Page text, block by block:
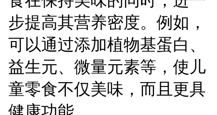
步提高其营养密度。例如，
可以通过添加植物基蛋白、
益生元、微量元素等，使儿
童零食不仅美味，而且更具
健康功能。